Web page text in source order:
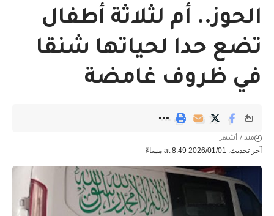
الحوز.. أم لثلاثة أطفال
تضع حدا لحياتها شنقا
في ظروف غامضة
آخر تحديث: 2026/01/01 at 8:49 مساءً
منذ 7 أشهر